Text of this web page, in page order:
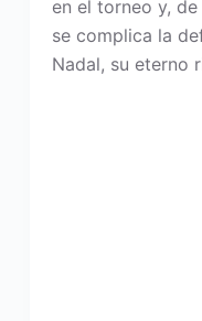
en el torneo y,
se complica la
Nadal, su eterno